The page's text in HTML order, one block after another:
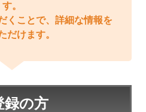
す。
くことで、詳細な情報を
だけます。
録の方